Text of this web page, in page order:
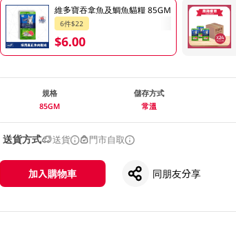
維多寶吞拿魚及鯛魚貓糧 85GM
6件$22
$6.00
規格
85GM
儲存方式
常溫
送貨方式 送貨 門市自取
加入購物車 同朋友分享